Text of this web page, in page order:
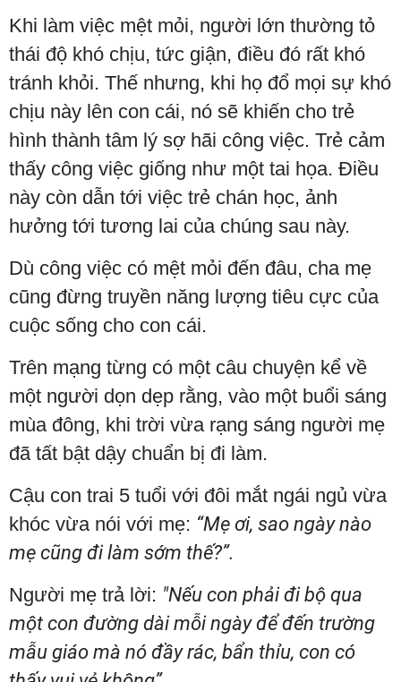
Khi làm việc mệt mỏi, người lớn thường tỏ
thái độ khó chịu, tức giận, điều đó rất khó
tránh khỏi. Thế nhưng, khi họ đổ mọi sự khó
chịu này lên con cái, nó sẽ khiến cho trẻ
hình thành tâm lý sợ hãi công việc. Trẻ cảm
thấy công việc giống như một tai họa. Điều
này còn dẫn tới việc trẻ chán học, ảnh
hưởng tới tương lai của chúng sau này.
Dù công việc có mệt mỏi đến đâu, cha mẹ
cũng đừng truyền năng lượng tiêu cực của
cuộc sống cho con cái.
Trên mạng từng có một câu chuyện kể về
một người dọn dẹp rằng, vào một buổi sáng
mùa đông, khi trời vừa rạng sáng người mẹ
đã tất bật dậy chuẩn bị đi làm.
Cậu con trai 5 tuổi với đôi mắt ngái ngủ vừa
khóc vừa nói với mẹ: “Mẹ ơi, sao ngày nào
mẹ cũng đi làm sớm thế?”.
Người mẹ trả lời: "Nếu con phải đi bộ qua
một con đường dài mỗi ngày để đến trường
mẫu giáo mà nó đầy rác, bẩn thỉu, con có